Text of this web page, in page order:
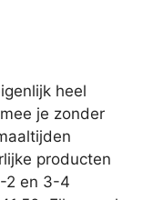
heel
je zonder
producten
2 en 3-4